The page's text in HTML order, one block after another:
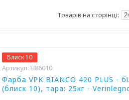
Блиск 10
H86010
Фарба VPK BIANCO 420 PLUS -
(блиск 10), тара: 25кг -